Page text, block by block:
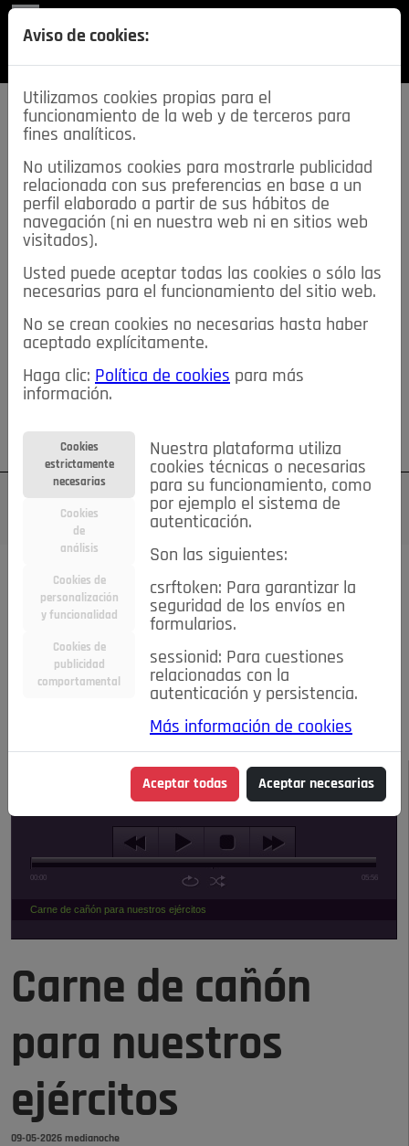
SECCIONES
descarga esta
REVISTA
≡NOTICIAS
NOTICIAS SERVICIOS DE INTERÉS
TABLÓN DE ANUNCIOS MIS ANUNCIOS CONTACTO
NOSOTROS
Su cuenta Regístrese ¿Olvidó su contraseña?
Todas las noticias..
#TePrestoMisOjos Caridad
Ciencia&Tecnología
Economía
Entretenimiento
Estilo de Vida
Internacional
Madrid Opinión IN
Pozuelo de Alarcón
Salud 🔴 En Directo
NOTICIAS
Escucha el audio de esta noticia:
00:00 05:56
Carne de cañón para nuestros ejércitos
Carne de cañón
para nuestros
ejércitos
09-05-2026 medianoche
Aviso de cookies:
Utilizamos cookies propias para el
funcionamiento de la web y de terceros para
fines analíticos.
No utilizamos cookies para mostrarle publicidad
relacionada con sus preferencias en base a un
perfil elaborado a partir de sus hábitos de
navegación (ni en nuestra web ni en sitios web
visitados).
Usted puede aceptar todas las cookies o sólo las
necesarias para el funcionamiento del sitio web.
No se crean cookies no necesarias hasta haber
aceptado explícitamente.
Haga clic: Política de cookies para más
información.
Cookies
estrictamente
necesarias
Cookies
de
análisis
Cookies de
personalización
y funcionalidad
Cookies de
publicidad
comportamental
Nuestra plataforma utiliza
cookies técnicas o necesarias
para su funcionamiento, como
por ejemplo el sistema de
autenticación.
Son las siguientes:
csrftoken: Para garantizar la
seguridad de los envíos en
formularios.
sessionid: Para cuestiones
relacionadas con la
autenticación y persistencia.
Más información de cookies
Aceptar todas Aceptar necesarias